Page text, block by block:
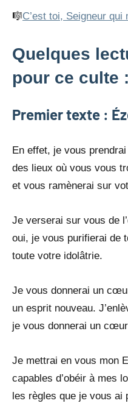
🎼C’est toi, Seigneur
Quelques
pour ce culte :
Premier texte :
En effet, je vous
des lieux où vous vous
et vous ramènerai sur
Je verserai sur vous de
oui, je vous purifierai de
toute votre idolâtrie.
Je vous donnerai un
un esprit nouveau.
je vous donnerai un
Je mettrai en vous mon
capables d’obéir à mes
les règles que je vous ai